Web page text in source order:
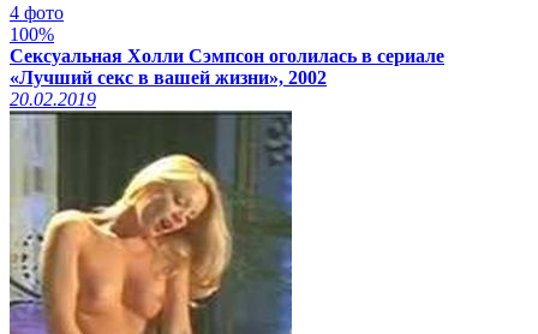
4 фото
100%
Сексуальная Холли Сэмпсон оголилась в сериале
«Лучший секс в вашей жизни», 2002
20.02.2019